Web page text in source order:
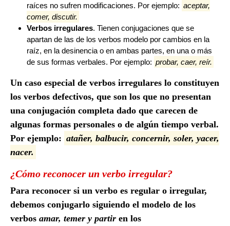
raíces no sufren modificaciones. Por ejemplo: aceptar,
comer, discutir.
Verbos irregulares. Tienen conjugaciones que se
apartan de las de los verbos modelo por cambios en la
raíz, en la desinencia o en ambas partes, en una o más
de sus formas verbales. Por ejemplo: probar, caer, reír.
Un caso especial de verbos irregulares lo constituyen
los verbos defectivos, que son los que no presentan
una conjugación completa dado que carecen de
algunas formas personales o de algún tiempo verbal.
Por ejemplo: atañer, balbucir, concernir, soler, yacer,
nacer.
¿Cómo reconocer un verbo irregular?
Para reconocer si un verbo es regular o irregular,
debemos conjugarlo siguiendo el modelo de los
verbos amar, temer y partir en los